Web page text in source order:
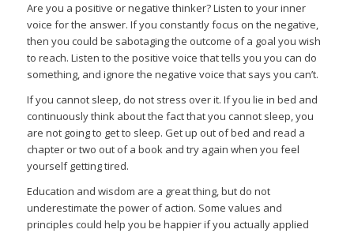
Are you a positive or negative thinker? Listen to your inner
voice for the answer. If you constantly focus on the negative,
then you could be sabotaging the outcome of a goal you wish
to reach. Listen to the positive voice that tells you you can do
something, and ignore the negative voice that says you can’t.
If you cannot sleep, do not stress over it. If you lie in bed and
continuously think about the fact that you cannot sleep, you
are not going to get to sleep. Get up out of bed and read a
chapter or two out of a book and try again when you feel
yourself getting tired.
Education and wisdom are a great thing, but do not
underestimate the power of action. Some values and
principles could help you be happier if you actually applied